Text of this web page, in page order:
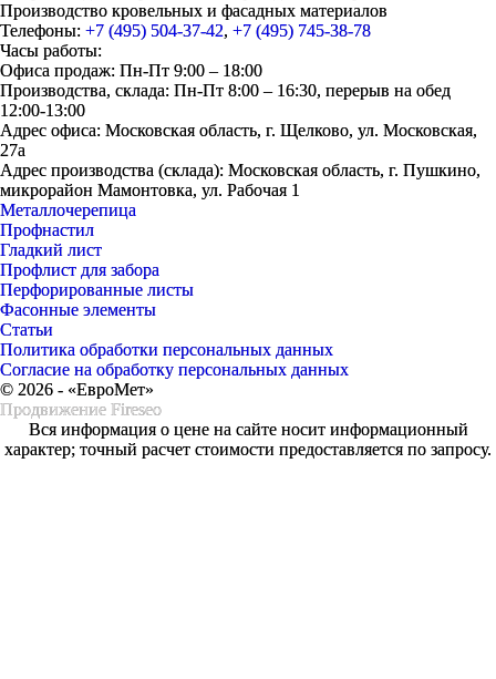
Производство кровельных и фасадных материалов
Телефоны: +7 (495) 504-37-42, +7 (495) 745-38-78
Часы работы:
Офиса продаж: Пн-Пт 9:00 – 18:00
Производства, склада: Пн-Пт 8:00 – 16:30, перерыв на обед
12:00-13:00
Адрес офиса: Московская область, г. Щелково, ул. Московская,
27а
Адрес производства (склада): Московская область, г. Пушкино,
микрорайон Мамонтовка, ул. Рабочая 1
Металлочерепица
Профнастил
Гладкий лист
Профлист для забора
Перфорированные листы
Фасонные элементы
Статьи
Политика обработки персональных данных
Согласие на обработку персональных данных
© 2026 - «ЕвроМет»
Продвижение Fireseo
Вся информация о цене на сайте носит информационный
характер; точный расчет стоимости предоставляется по запросу.